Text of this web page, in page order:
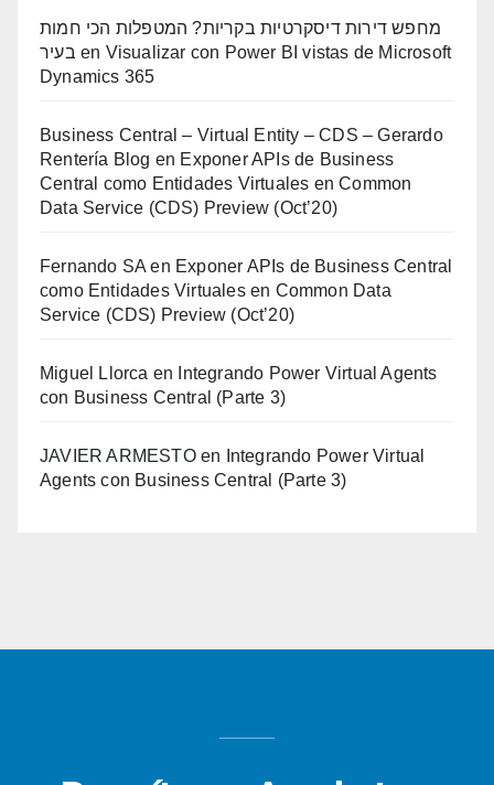
מחפש דירות דיסקרטיות בקריות? המטפלות הכי חמות
בעיר en Visualizar con Power BI vistas de Microsoft
Dynamics 365
Business Central – Virtual Entity – CDS – Gerardo
Rentería Blog en Exponer APIs de Business
Central como Entidades Virtuales en Common
Data Service (CDS) Preview (Oct’20)
Fernando SA en Exponer APIs de Business Central
como Entidades Virtuales en Common Data
Service (CDS) Preview (Oct’20)
Miguel Llorca en
Integrando Power Virtual Agents
con Business Central (Parte 3)
JAVIER ARMESTOen
Integrando Power Virtual
Agents con Business Central (Parte 3)